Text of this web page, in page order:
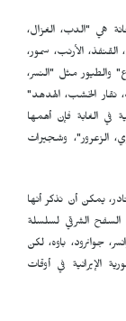
هي "الدب، الغزال،
القنفذ، الأرنب، سمور،
والطيور مثل "النسر،
نقار الخشب، الهدهد"
في الغابة فإن أهمها
الزعرور"، وشجيرات
يمكن أن نذكر أنها
السفح الشرقي لسلسلة
جوانرود، باوه، لكن
الإيرانية في أوقات